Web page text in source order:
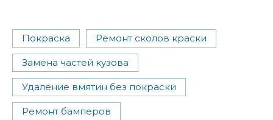
Покраска Ремонт сколов краски
Замена частей кузова
Удаление вмятин без покраски
Ремонт бамперов